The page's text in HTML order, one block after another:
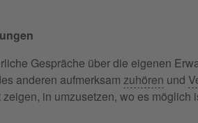
Gespräche über die eigenen
anderen aufmerksam zuhören und
zeigen, in umzusetzen, wo es möglich